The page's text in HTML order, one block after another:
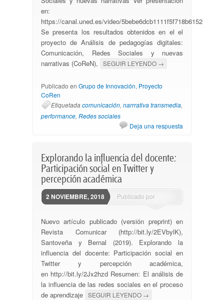
en:
https://canal.uned.es/video/5bebe6dcb1111f5f718b6152
Se presenta los resultados obtenidos en el el
proyecto de Análisis de pedagogías digitales:
Comunicación, Redes Sociales y nuevas
narrativas (CoReN),
SEGUIR LEYENDO →
Publicado en Grupo de Innovación, Proyecto
CoRen
Etiquetadacomunicación, narrrativa transmedia,
performance, Redes sociales
Deja una respuesta
Explorando la influencia del docente:
Participación social en Twitter y
percepción académica
2 NOVIEMBRE, 2018
Publicado por
Nuevo artículo publicado (versión preprint) en
Revista Comunicar (http://bit.ly/2EVbylK),
Santoveña y Bernal (2019). Explorando la
influencia del docente: Participación social en
Twitter y percepción académica,
en http://bit.ly/2Jx2hzd Resumen: El análisis de
la influencia de las redes sociales en el proceso
de aprendizaje SEGUIR LEYENDO →